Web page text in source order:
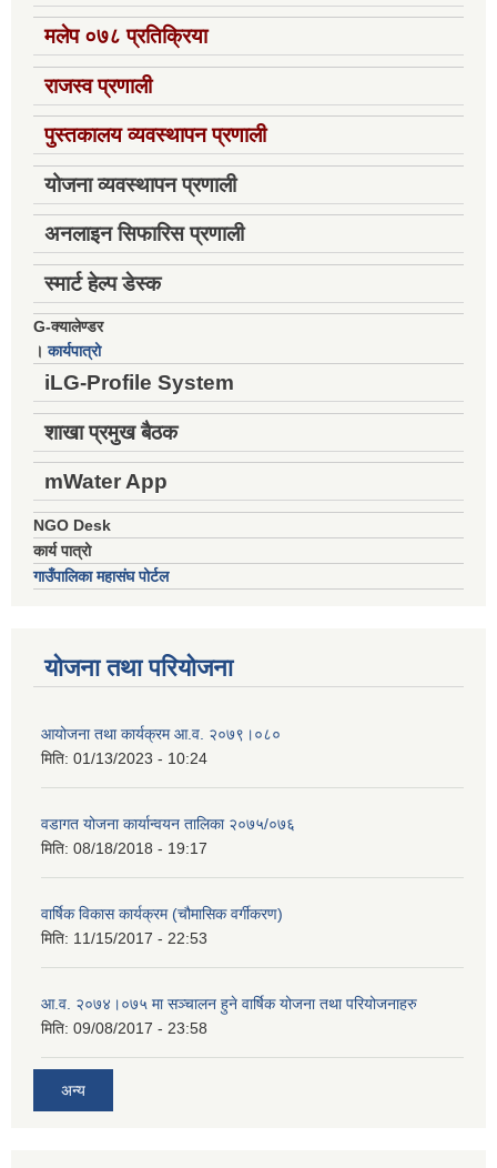
मलेप ०७८ प्रतिक्रिया
राजस्व प्रणाली
पुस्तकालय व्यवस्थापन प्रणाली
योजना व्यवस्थापन प्रणाली
अनलाइन सिफारिस प्रणाली
स्मार्ट हेल्प डेस्क
G-क्यालेण्डर
।कार्यपात्रो
iLG-Profile System
शाखा प्रमुख बैठक
mWater App
NGO Desk
कार्य पात्रो
गाउँपालिका महासंघ पोर्टल
योजना तथा परियोजना
आयोजना तथा कार्यक्रम आ.व. २०७९।०८०
मिति: 01/13/2023 - 10:24
वडागत योजना कार्यान्वयन तालिका २०७५/०७६
मिति: 08/18/2018 - 19:17
वार्षिक विकास कार्यक्रम (चौमासिक वर्गीकरण)
मिति: 11/15/2017 - 22:53
आ.व. २०७४।०७५ मा सञ्चालन हुने वार्षिक योजना तथा परियोजनाहरु
मिति: 09/08/2017 - 23:58
अन्य